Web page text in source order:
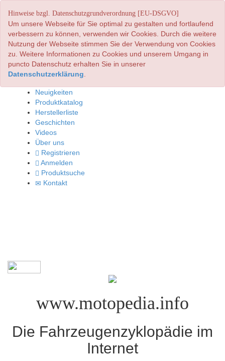
Hinweise bzgl. Datenschutzgrundverordnung [EU-DSGVO]
Um unsere Webseite für Sie optimal zu gestalten und fortlaufend
verbessern zu können, verwenden wir Cookies. Durch die weitere
Nutzung der Webseite stimmen Sie der Verwendung von Cookies
zu. Weitere Informationen zu Cookies und unserem Umgang in
puncto Datenschutz erhalten Sie in unserer
Datenschutzerklärung
Neuigkeiten
Produktkatalog
Herstellerliste
Geschichten
Videos
Über uns
Registrieren
Anmelden
Produktsuche
Kontakt
www.motopedia.info
Die Fahrzeugenzyklopädie im
Internet